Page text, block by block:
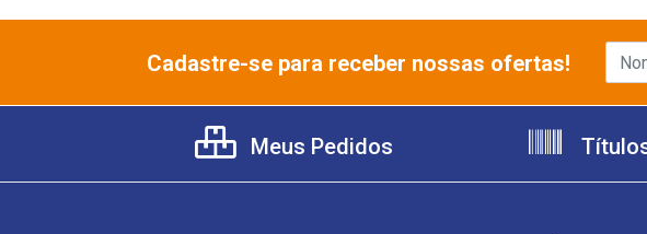
Cadastre-se para receber nossas ofertas!
Meus Pedidos